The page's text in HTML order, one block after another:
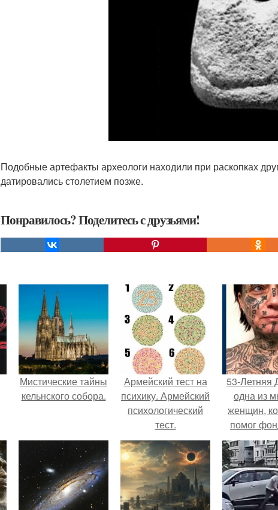
Подобные артефакты археологи находили при раскопках
датировались столетием позже.
Понравилось? Поделитесь с друзьями!
Мистические тайны
кельнского собора.
Армейский тест на
психику. Армейский
психологический
тест.
53-Летняя
одна из
женщин,
помог
van